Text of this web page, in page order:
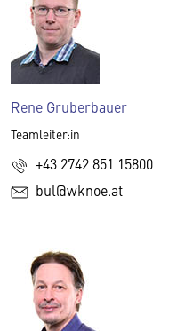
Rene Gruberbauer
Teamleiter:in
+43 2742 851 15800
bul@wknoe.at